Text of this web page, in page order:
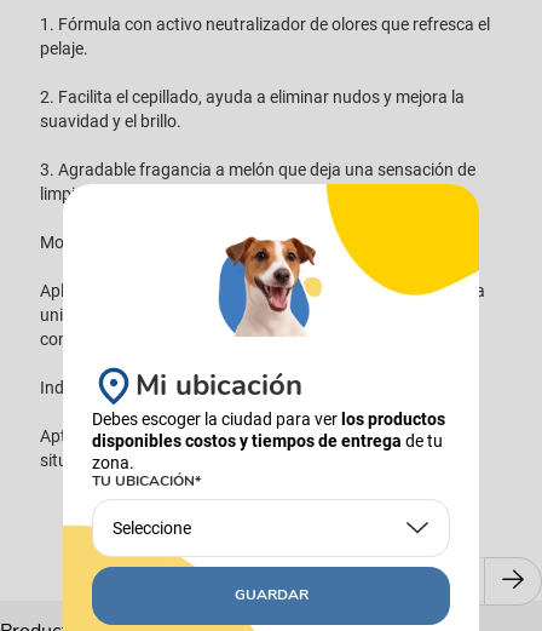
1. Fórmula con activo neutralizador de olores que refresca el
pelaje.
2. Facilita el cepillado, ayuda a eliminar nudos y mejora la
suavidad y el brillo.
3. Agradable fragancia a melón que deja una sensación de
limpieza y frescura.
Modo de uso.
Aplicar el producto sobre el pelaje seco, distribuir de manera
uniforme con las manos y cepillar suavemente hasta su
completa absorción.
Indicaciones.
Apto para perros y gatos. Ideal para uso entre baños o en
situaciones donde no sea posible utilizar agua.
Mi ubicación
Debes escoger la ciudad para verlos productos
disponibles costos y tiempos de entrega de tu
zona.
TU UBICACIÓN*
Seleccione
GUARDAR